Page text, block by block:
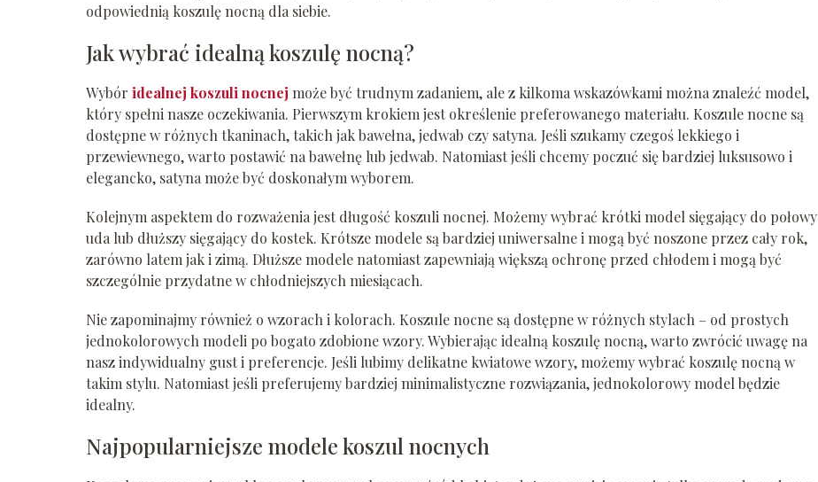
odpowiednią koszulę nocną dla siebie.
Jak wybrać idealną koszulę nocną?
Wybór idealnej koszuli nocnej może być trudnym zadaniem, ale z kilkoma wskazówkami można znaleźć model,
który spełni nasze oczekiwania. Pierwszym krokiem jest określenie preferowanego materiału. Koszule nocne są
dostępne w różnych tkaninach, takich jak bawełna, jedwab czy satyna. Jeśli szukamy czegoś lekkiego i
przewiewnego, warto postawić na bawełnę lub jedwab. Natomiast jeśli chcemy poczuć się bardziej luksusowo i
elegancko, satyna może być doskonałym wyborem.
Kolejnym aspektem do rozważenia jest długość koszuli nocnej. Możemy wybrać krótki model sięgający do połowy
uda lub dłuższy sięgający do kostek. Krótsze modele są bardziej uniwersalne i mogą być noszone przez cały rok,
zarówno latem jak i zimą. Dłuższe modele natomiast zapewniają większą ochronę przed chłodem i mogą być
szczególnie przydatne w chłodniejszych miesiącach.
Nie zapominajmy również o wzorach i kolorach. Koszule nocne są dostępne w różnych stylach – od prostych
jednokolorowych modeli po bogato zdobione wzory. Wybierając idealną koszulę nocną, warto zwrócić uwagę na
nasz indywidualny gust i preferencje. Jeśli lubimy delikatne kwiatowe wzory, możemy wybrać koszulę nocną w
takim stylu. Natomiast jeśli preferujemy bardziej minimalistyczne rozwiązania, jednokolorowy model będzie
idealny.
Najpopularniejsze modele koszul nocnych